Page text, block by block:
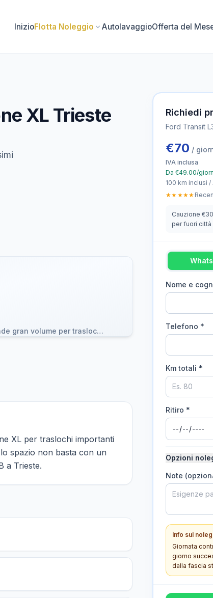
InizioFlotta Noleggio AutolavaggioOfferta del
XL Trieste
Ford Transit L3H2 passo lungo a noleggio, furgone grande gran volume per traslochi a Trieste
XL per traslochi importanti
spazio non basta con un
a Trieste.
Richiedi
Ford Transit
€70 /
IVA inclusa
Da €49.00/
100 km inclusi
★★★★★
Cauzione
per fuori
Nome e
Telefono *
Km totali *
Ritiro *
Opzioni
Note
Info sul
Giornata
giorno
dalla fascia